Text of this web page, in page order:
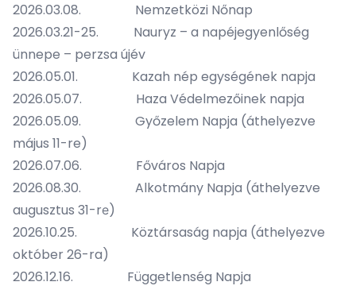
2026.03.08. Nemzetközi Nőnap
2026.03.21-25. Nauryz – a napéjegyenlőség
ünnepe – perzsa újév
2026.05.01. Kazah nép egységének napja
2026.05.07. Haza Védelmezőinek napja
2026.05.09. Győzelem Napja (áthelyezve
május 11-re)
2026.07.06. Főváros Napja
2026.08.30. Alkotmány Napja (áthelyezve
augusztus 31-rе)
2026.10.25. Köztársaság napja (áthelyezve
október 26-ra)
2026.12.16. Függetlenség Napja